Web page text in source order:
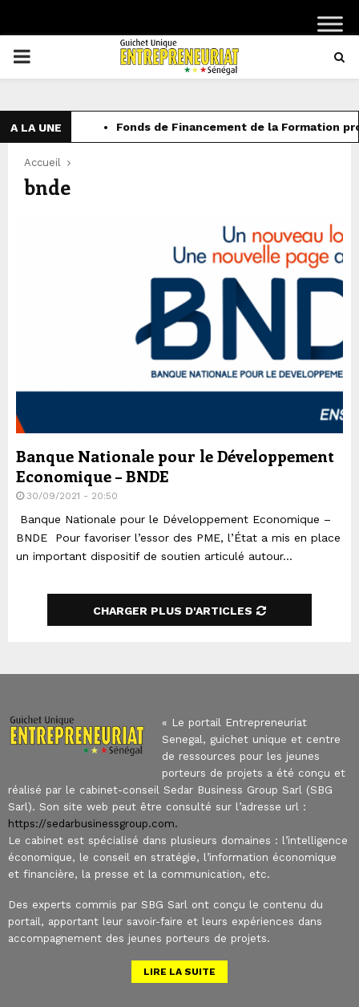
PRIMARY
A LA UNE Fonds de Financement de la Formation
Accueil
bnde
Banque Nationale pour le Développement
Economique – BNDE
30/09/2021 - 20:50
Banque Nationale pour le Développement Economique –
BNDE Pour favoriser l’essor des PME, l’État a mis en place
un important dispositif de soutien articulé autour...
CHARGER PLUS D'ARTICLES
« Le portail Entrepreneuriat
Senegal, guichet unique et centre
de ressources pour les jeunes
porteurs de projets a été conçu et
réalisé par le cabinet-conseil Sedar Business Group Sarl (SBG
Sarl). Son site web peut être consulté sur l’adresse url :
https://sedarbusinessgroup.com.
Le cabinet est spécialisé dans plusieurs domaines : l’intelligence
économique, le conseil en stratégie, l’information économique
et financière, la presse et la communication, etc.
Des experts commis par SBG Sarl ont conçu le contenu du
portail, apportant leur savoir-faire et leurs expériences dans
accompagnement des jeunes porteurs de projets.
LIRE LA SUITE